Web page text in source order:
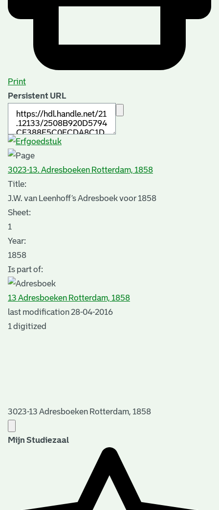
Print
Persistent URL
3023-13. Adresboeken Rotterdam, 1858
Title:
J.W. van Leenhoff’s Adresboek voor 1858
Sheet:
1
Year:
1858
Is part of:
13 Adresboeken Rotterdam, 1858
last modification 28-04-2016
1 digitized
3023-13 Adresboeken Rotterdam, 1858
Mijn Studiezaal